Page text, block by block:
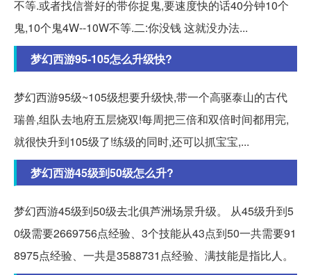
不等.或者找信誉好的带你捉鬼,要速度快的话40分钟10个
鬼,10个鬼4W--10W不等.二:你没钱 这就没办法...
梦幻西游95-105怎么升级快?
梦幻西游95级~105级想要升级快,带一个高驱泰山的古代
瑞兽,组队去地府五层烧双!每周把三倍和双倍时间都用完,
就很快升到105级了!练级的同时,还可以抓宝宝,...
梦幻西游45级到50级怎么升?
梦幻西游45级到50级去北俱芦洲场景升级。 从45级升到5
0级需要2669756点经验、3个技能从43点到50一共需要91
8975点经验、一共是3588731点经验、满技能是指比人。